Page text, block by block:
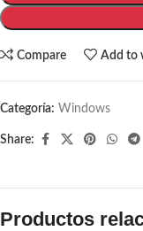
Compare Add to
Categoría: Windows
Share:
Productos